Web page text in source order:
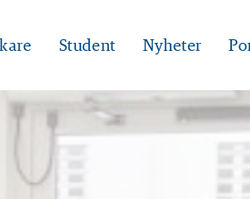
Student Nyheter